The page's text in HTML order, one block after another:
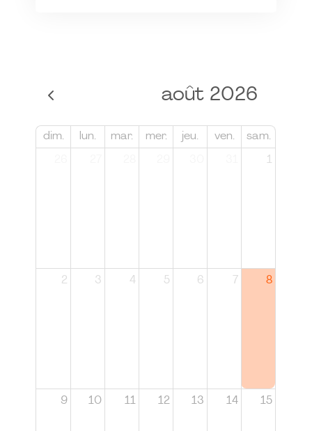
août 2026
dim. lun. mar. mer. jeu. ven. sam.
1
2 3 4 5 6 7 8
9 10 11 12 13 14 15